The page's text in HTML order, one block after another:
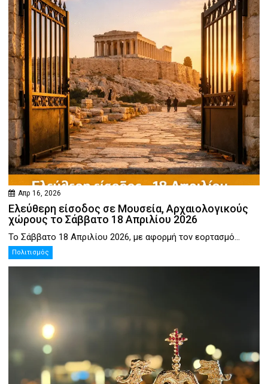
Απρ 16, 2026
Ελεύθερη είσοδος σε Μουσεία, Αρχαιολογικούς
χώρους το Σάββατο 18 Απριλίου 2026
Το Σάββατο 18 Απριλίου 2026, με αφορμή τον εορτασμό...
Πολιτισμός